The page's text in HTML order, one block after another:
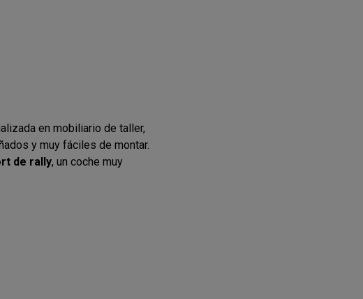
en mobiliario de taller,
y muy fáciles de montar.
de rally, un coche muy